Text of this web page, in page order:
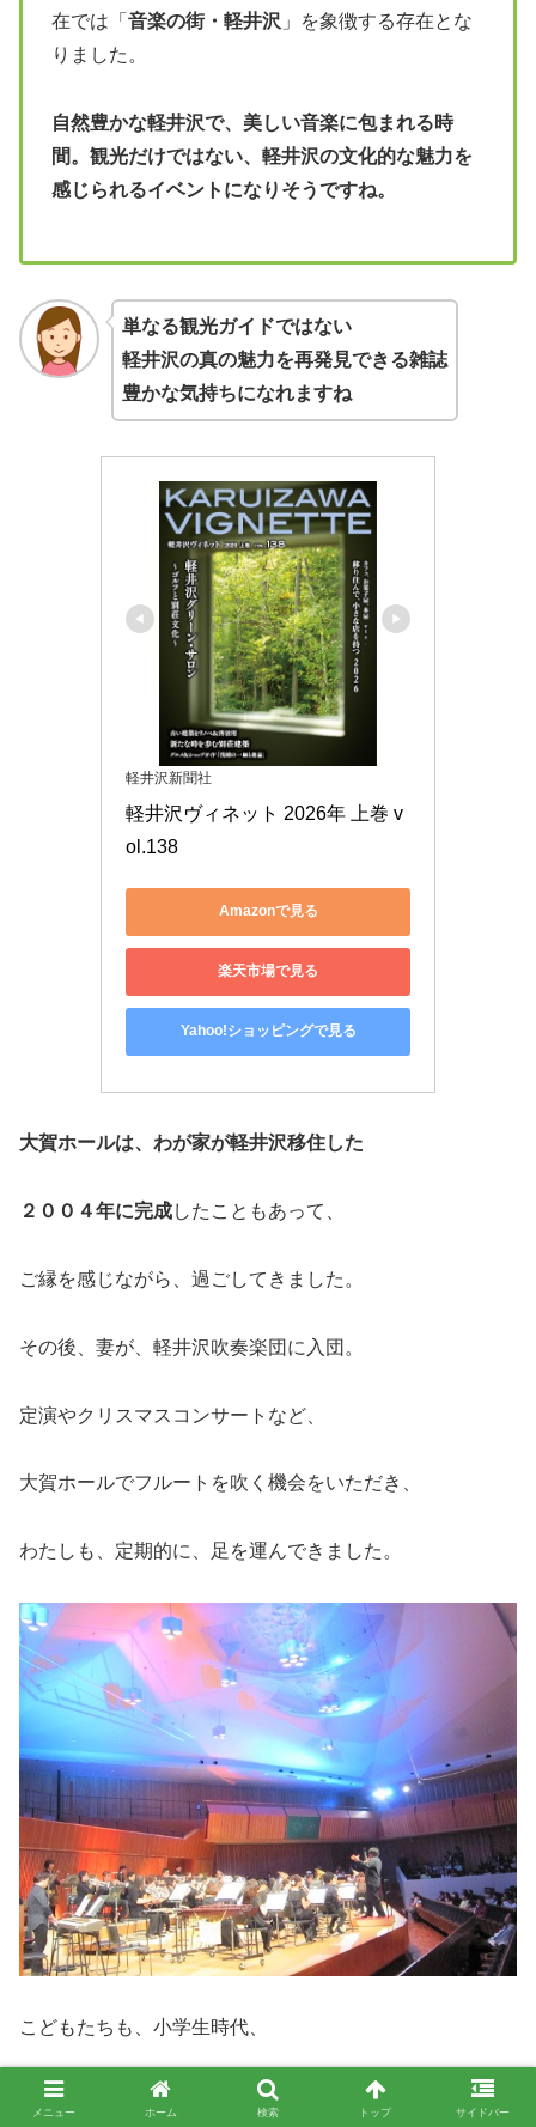
在では「 音楽の街・軽井沢 」を象徴する存在とな
りました。
自然豊かな軽井沢で、美しい音楽に包まれる時
間。観光だけではない、軽井沢の文化的な魅力を
感じられるイベントになりそうですね。
単なる観光ガイドではない
軽井沢の真の魅力を再発見できる雑誌
豊かな気持ちになれますね
軽井沢新聞社
軽井沢ヴィネット 2026年 上巻 v
ol.138
Amazonで見る
楽天市場で見る
Yahoo!ショッピングで見る
大賀ホールは、わが家が軽井沢移住した
２００４年に完成したこともあって、
ご縁を感じながら、過ごしてきました。
その後、妻が、軽井沢吹奏楽団に入団。
定演やクリスマスコンサートなど、
大賀ホールでフルートを吹く機会をいただき、
わたしも、定期的に、足を運んできました。
こどもたちも、小学生時代、
小北軽井沢音楽会で合唱。
メニュー ホーム 検索 トップ サイドバー